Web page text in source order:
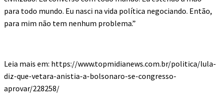
para todo mundo. Eu nasci na vida política negociando. Então,
para mim não tem nenhum problema.”
Leia mais em: https://www.topmidianews.com.br/politica/lula-
diz-que-vetara-anistia-a-bolsonaro-se-congresso-
aprovar/228258/